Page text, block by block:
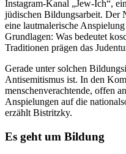
Instagram-Kanal „Jew-Ich“,
jüdischen Bildungsarbeit. Der
eine lautmalerische
Grundlagen: Was bedeutet
Traditionen prägen das
Gerade unter solchen
Antisemitismus ist. In den
menschenverachtende, offen
Anspielungen auf die
erzählt Bistritzky.
Es geht um Bildung